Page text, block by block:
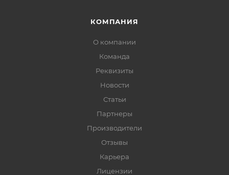
КОМПАНИЯ
О компании
Команда
Реквизиты
Новости
Статьи
Партнеры
Производители
Отзывы
Карьера
Лицензии